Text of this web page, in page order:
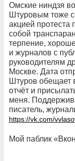
Омские ниндзя
Штуровым тоже
акцией протеста
собой
терпение,
и журналов с
руководителям
Москве. Дата
Штуров обещает
отчёт и
меня.
писатель,
https://vk.com/
Мой паблик